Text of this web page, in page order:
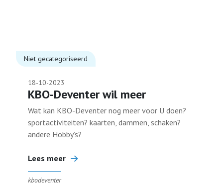
Niet gecategoriseerd
18-10-2023
KBO-Deventer wil meer
Wat kan KBO-Deventer nog meer voor U doen?
sportactiviteiten? kaarten, dammen, schaken?
andere Hobby’s?
Lees meer
kbodeventer